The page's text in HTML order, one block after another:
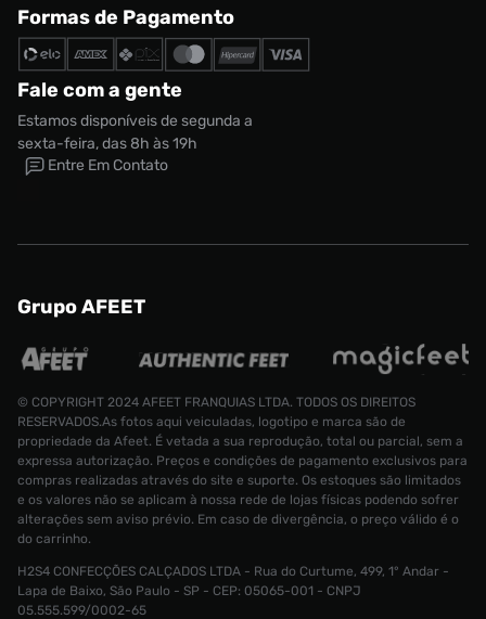
Tênis Nike
Formas de Pagamento
Fale com a gente
Estamos disponíveis de segunda a
sexta-feira, das 8h às 19h
Entre Em Contato
Grupo AFEET
© COPYRIGHT 2024 AFEET FRANQUIAS LTDA. TODOS OS DIREITOS
RESERVADOS.As fotos aqui veiculadas, logotipo e marca são de
propriedade da Afeet. É vetada a sua reprodução, total ou parcial, sem a
expressa autorização. Preços e condições de pagamento exclusivos para
compras realizadas através do site e suporte. Os estoques são limitados
e os valores não se aplicam à nossa rede de lojas físicas podendo sofrer
alterações sem aviso prévio. Em caso de divergência, o preço válido é o
do carrinho.
H2S4 CONFECÇÕES CALÇADOS LTDA - Rua do Curtume, 499, 1° Andar -
Lapa de Baixo, São Paulo - SP - CEP: 05065-001 - CNPJ
05.555.599/0002-65